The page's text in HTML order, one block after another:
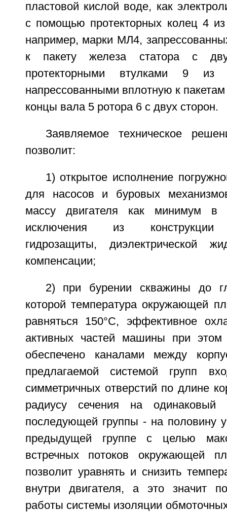
пластовой кислой воде, как
с помощью протекторных колец 4 из
например, марки МЛ4,
к пакету железа статора с
протекторными втулками 9
напрессованными вплотную к
концы вала 5 ротора 6 с двух сторон.
Заявляемое техническое
позволит:
1) открытое исполнение
для насосов и буровых
массу двигателя как минимум
исключения из конструкции
гидрозащиты, диэлектрической
компенсации;
2) при бурении скважины до
которой температура окружающей
равняться 150°C, эффективное
активных частей машины при этом
обеспечено каналами между
предлагаемой системой групп
симметричных отверстий по длине
радиусу сечения на одинаковый
последующей группы - на половину
предыдущей группе с целью
встречных потоков окружающей
позволит уравнять и снизить
внутри двигателя, а это значит
работы системы изоляции